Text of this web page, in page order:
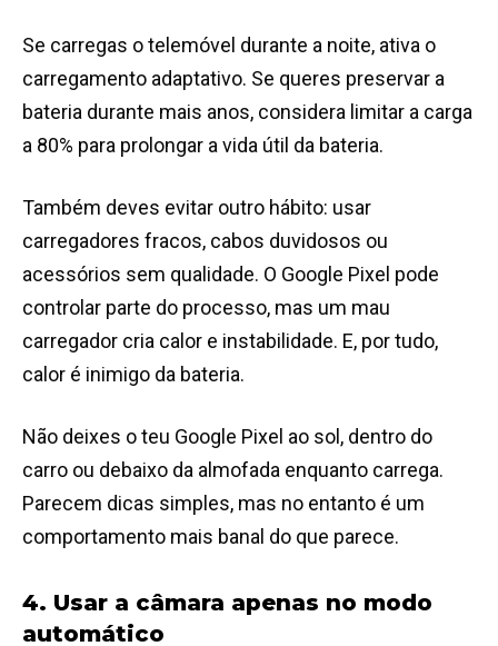
Se carregas o telemóvel durante a noite, ativa o
carregamento adaptativo. Se queres preservar a
bateria durante mais anos, considera limitar a carga
a 80% para prolongar a vida útil da bateria.
Também deves evitar outro hábito: usar
carregadores fracos, cabos duvidosos ou
acessórios sem qualidade. O Google Pixel pode
controlar parte do processo, mas um mau
carregador cria calor e instabilidade. E, por tudo,
calor é inimigo da bateria.
Não deixes o teu Google Pixel ao sol, dentro do
carro ou debaixo da almofada enquanto carrega.
Parecem dicas simples, mas no entanto é um
comportamento mais banal do que parece.
4. Usar a câmara apenas no modo
automático